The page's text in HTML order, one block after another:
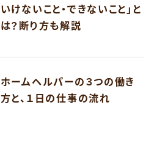
いけないこと・できないこと」と
は？断り方も解説
ホームヘルパーの３つの働き
方と、１日の仕事の流れ